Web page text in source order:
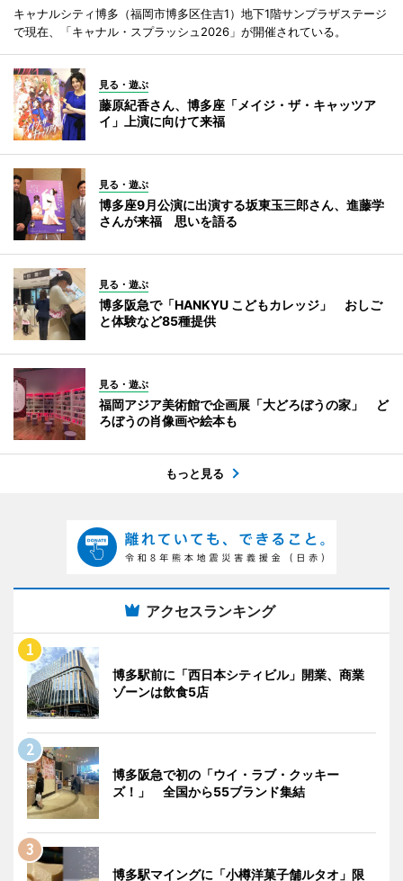
キャナルシティ博多（福岡市博多区住吉1）地下1階サンプラザステージ
で現在、「キャナル・スプラッシュ2026」が開催されている。
見る・遊ぶ
藤原紀香さん、博多座「メイジ・ザ・キャッツア
イ」上演に向けて来福
見る・遊ぶ
博多座9月公演に出演する坂東玉三郎さん、進藤学
さんが来福 思いを語る
見る・遊ぶ
博多阪急で「HANKYU こどもカレッジ」 おしご
と体験など85種提供
見る・遊ぶ
福岡アジア美術館で企画展「大どろぼうの家」 ど
ろぼうの肖像画や絵本も
もっと見る
アクセスランキング
博多駅前に「西日本シティビル」開業、商業
ゾーンは飲食5店
博多阪急で初の「ウイ・ラブ・クッキー
ズ！」 全国から55ブランド集結
博多駅マイングに「小樽洋菓子舗ルタオ」限